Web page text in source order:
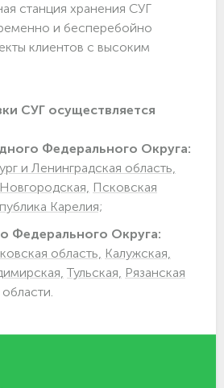
станция хранения СУГ
и бесперебойно
клиентов с высоким
СУГ осуществляется
Федерального Округа:
и Ленинградская область,
Новгородская, Псковская
Карелия;
Федерального Округа:
область, Калужская,
Тульская, Рязанская
области.